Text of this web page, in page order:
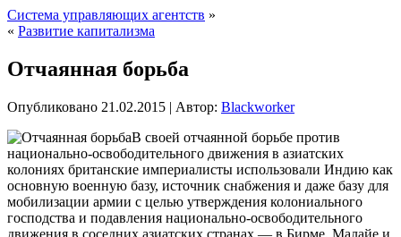
Система управляющих агентств »
« Развитие капитализма
Отчаянная борьба
Опубликовано 21.02.2015 | Автор: Blackworker
В своей отчаянной борьбе против
национально-освободительного движения в азиатских
колониях британские империалисты использовали Индию как
основную военную базу, источник снабжения и даже базу для
мобилизации армии с целью утверждения колониального
господства и подавления национально-освободительного
движения в соседних азиатских странах — в Бирме, Малайе и